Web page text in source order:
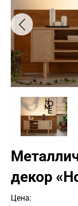
декор
Цена: